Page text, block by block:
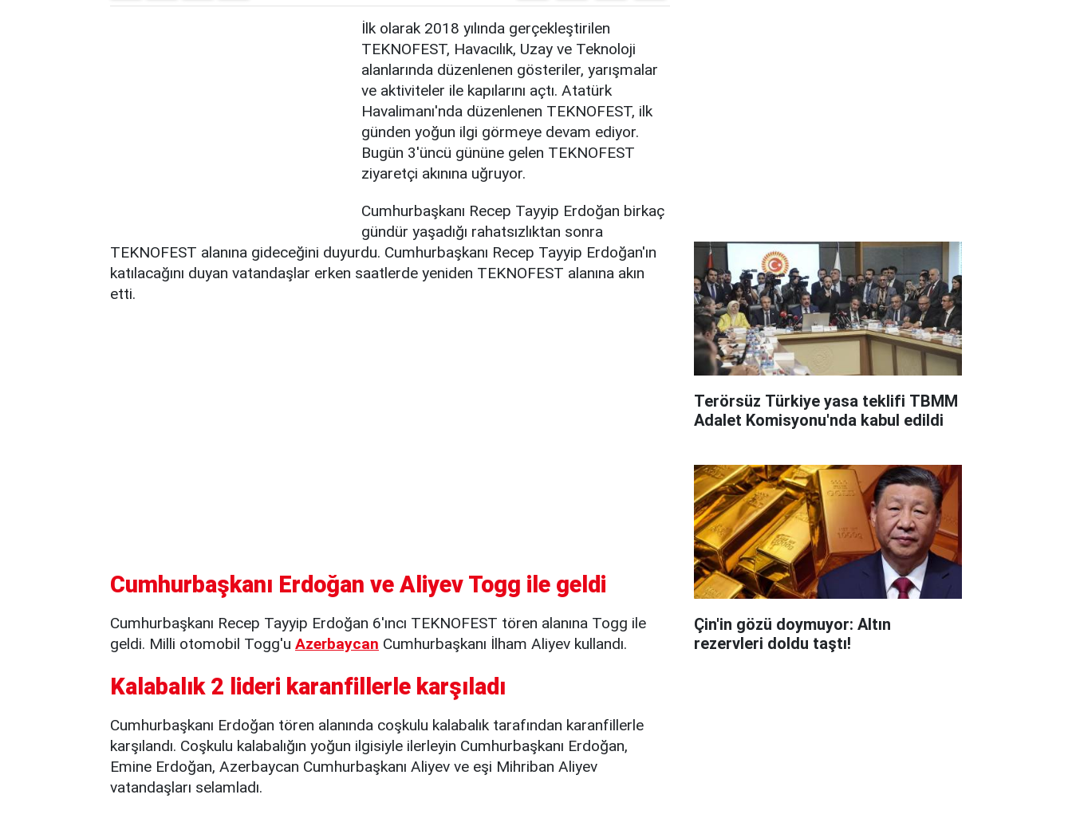
İlk olarak 2018 yılında gerçekleştirilen
TEKNOFEST, Havacılık, Uzay ve Teknoloji
alanlarında düzenlenen gösteriler, yarışmalar
ve aktiviteler ile kapılarını açtı. Atatürk
Havalimanı'nda düzenlenen TEKNOFEST, ilk
günden yoğun ilgi görmeye devam ediyor.
Bugün 3'üncü gününe gelen TEKNOFEST
ziyaretçi akınına uğruyor.
Cumhurbaşkanı Recep Tayyip Erdoğan birkaç
gündür yaşadığı rahatsızlıktan sonra
TEKNOFEST alanına gideceğini duyurdu. Cumhurbaşkanı Recep Tayyip Erdoğan'ın
katılacağını duyan vatandaşlar erken saatlerde yeniden TEKNOFEST alanına akın
etti.
Cumhurbaşkanı Erdoğan ve Aliyev Togg ile geldi
Cumhurbaşkanı Recep Tayyip Erdoğan 6'ıncı TEKNOFEST tören alanına Togg ile
geldi. Milli otomobil Togg'u Azerbaycan Cumhurbaşkanı İlham Aliyev kullandı.
Kalabalık 2 lideri karanfillerle karşıladı
Cumhurbaşkanı Erdoğan tören alanında coşkulu kalabalık tarafından karanfillerle
karşılandı. Coşkulu kalabalığın yoğun ilgisiyle ilerleyin Cumhurbaşkanı Erdoğan,
Emine Erdoğan, Azerbaycan Cumhurbaşkanı Aliyev ve eşi Mihriban Aliyev
vatandaşları selamladı.
Terörsüz Türkiye yasa teklifi TBMM
Adalet Komisyonu'nda kabul edildi
Çin'in gözü doymuyor: Altın
rezervleri doldu taştı!